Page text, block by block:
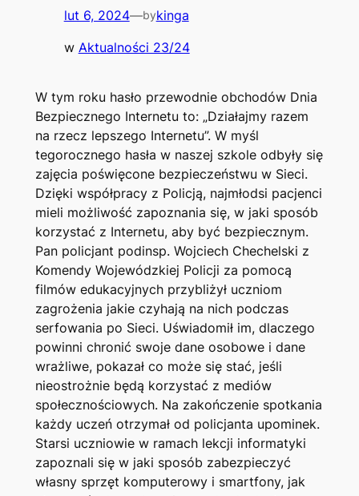
lut 6, 2024—bykinga
w Aktualności 23/24
W tym roku hasło przewodnie obchodów Dnia
Bezpiecznego Internetu to: „Działajmy razem
na rzecz lepszego Internetu”. W myśl
tegorocznego hasła w naszej szkole odbyły się
zajęcia poświęcone bezpieczeństwu w Sieci.
Dzięki współpracy z Policją, najmłodsi pacjenci
mieli możliwość zapoznania się, w jaki sposób
korzystać z Internetu, aby być bezpiecznym.
Pan policjant podinsp. Wojciech Chechelski z
Komendy Wojewódzkiej Policji za pomocą
filmów edukacyjnych przybliżył uczniom
zagrożenia jakie czyhają na nich podczas
serfowania po Sieci. Uświadomił im, dlaczego
powinni chronić swoje dane osobowe i dane
wrażliwe, pokazał co może się stać, jeśli
nieostrożnie będą korzystać z mediów
społecznościowych. Na zakończenie spotkania
każdy uczeń otrzymał od policjanta upominek.
Starsi uczniowie w ramach lekcji informatyki
zapoznali się w jaki sposób zabezpieczyć
własny sprzęt komputerowy i smartfony, jak